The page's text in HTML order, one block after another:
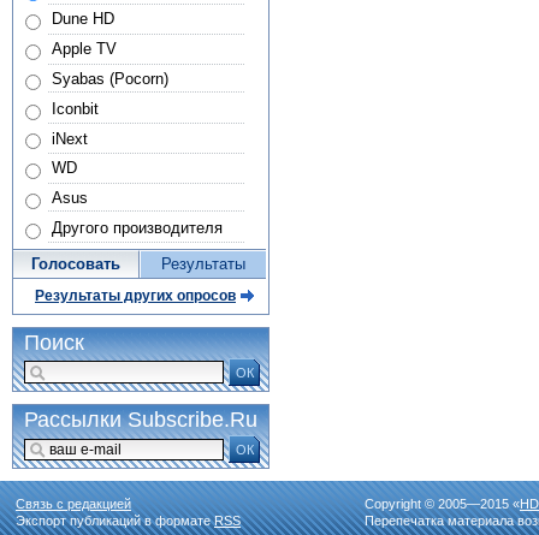
Dune HD
Apple TV
Syabas (Pocorn)
Iconbit
iNext
WD
Asus
Другого производителя
Голосовать Результаты
Результаты других опросов
Поиск
ОК
Рассылки Subscribe.Ru
ОК
Связь с редакцией
Экспорт публикаций в форматеRSS
Copyright © 2005—2015 «
Перепечатка материала